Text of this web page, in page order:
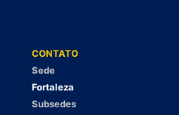
CONTATO
Sede
Fortaleza
Subsedes